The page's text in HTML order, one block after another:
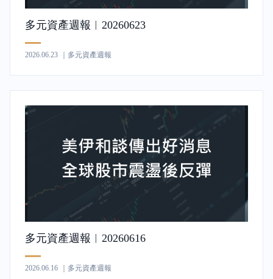
多元資產週報︱20260623
2026.06.23 ｜多元資產週報
多元資產週報︱20260616
2026.06.16 ｜多元資產週報